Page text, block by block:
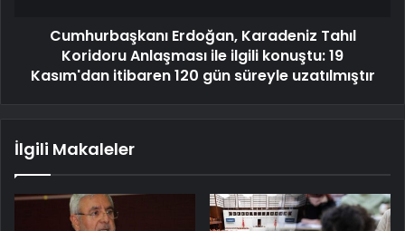
Cumhurbaşkanı Erdoğan, Karadeniz Tahıl
Koridoru Anlaşması ile ilgili konuştu: 19
Kasım'dan itibaren 120 gün süreyle uzatılmıştır
İlgili Makaleler